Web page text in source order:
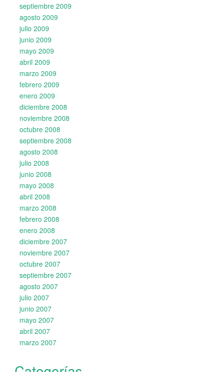
septiembre 2009
agosto 2009
julio 2009
junio 2009
mayo 2009
abril 2009
marzo 2009
febrero 2009
enero 2009
diciembre 2008
noviembre 2008
octubre 2008
septiembre 2008
agosto 2008
julio 2008
junio 2008
mayo 2008
abril 2008
marzo 2008
febrero 2008
enero 2008
diciembre 2007
noviembre 2007
octubre 2007
septiembre 2007
agosto 2007
julio 2007
junio 2007
mayo 2007
abril 2007
marzo 2007